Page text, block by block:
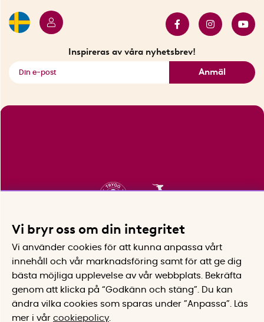
Inspireras av våra nyhetsbrev!
Anmäl
Vi bryr oss om din integritet
Vi använder cookies för att kunna anpassa vårt
innehåll och vår marknadsföring samt för att ge dig
bästa möjliga upplevelse av vår webbplats.
Bekräfta
genom att klicka på “Godkänn och stäng”. Du kan
ändra vilka cookies som sparas under ”Anpassa”.
Läs
mer i vår cookiepolicy